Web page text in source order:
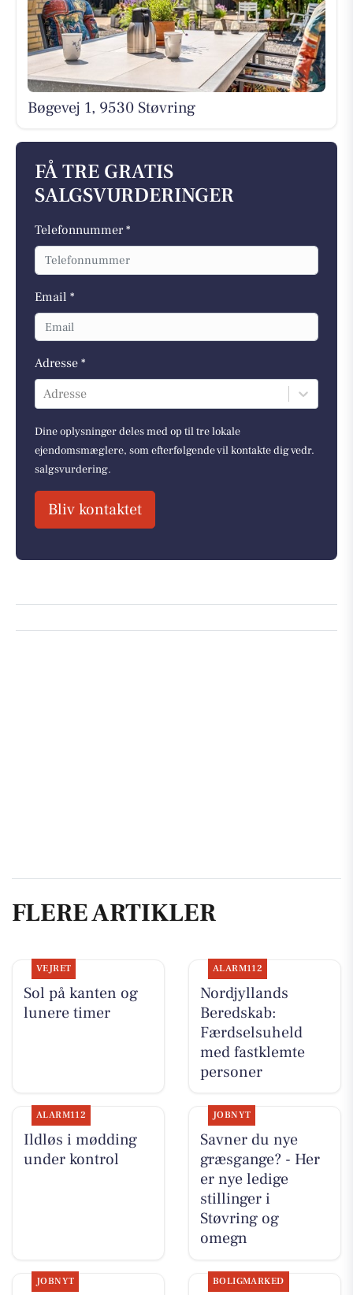
Bøgevej 1, 9530 Støvring
FÅ TRE GRATIS
SALGSVURDERINGER
Telefonnummer *
Email *
Adresse *
Adresse
Dine oplysninger deles med op til tre lokale
ejendomsmæglere, som efterfølgende vil kontakte dig vedr.
salgsvurdering.
Bliv kontaktet
FLERE ARTIKLER
VEJRET
Sol på kanten og
lunere timer
ALARM112
Nordjyllands
Beredskab:
Færdselsuheld
med fastklemte
personer
ALARM112
Ildløs i mødding
under kontrol
JOBNYT
Savner du nye
græsgange? - Her
er nye ledige
stillinger i
Støvring og
omegn
JOBNYT BOLIGMARKED